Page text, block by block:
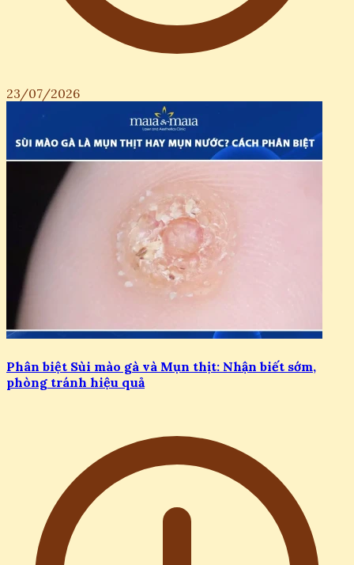
23/07/2026
Phân biệt Sùi mào gà và Mụn thịt: Nhận biết sớm,
phòng tránh hiệu quả